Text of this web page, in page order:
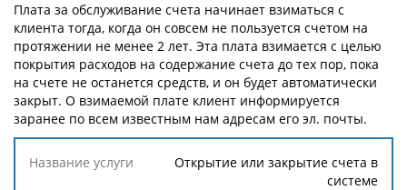
Плата за обслуживание счета начинает взиматься с
клиента тогда, когда он совсем не пользуется счетом на
протяжении не менее 2 лет. Эта плата взимается с целью
покрытия расходов на содержание счета до тех пор, пока
на счете не останется средств, и он будет автоматически
закрыт. О взимаемой плате клиент информируется
заранее по всем известным нам адресам его эл. почты.
Название
Открытие или закрытие счета в
системе